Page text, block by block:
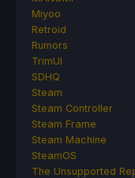
Miyoo
Retroid
Rumors
TrimUI
SDHQ
Steam
Steam Controller
Steam Frame
Steam Machine
SteamOS
The Unsupported